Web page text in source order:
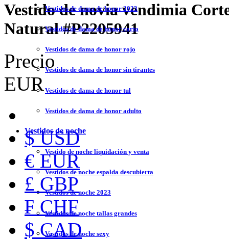
Vestidos de dama de honor 2023
Vestidos de dama de honor corto
Vestidos de dama de honor rojo
Vestidos de dama de honor sin tirantes
Vestidos de dama de honor tul
Vestidos de dama de honor adulto
Vestidos de noche
Vestido de noche liquidación y venta
Vestidos de noche espalda descubierta
Vestidos de noche 2023
Vestidos de noche tallas grandes
Vestidos de noche sexy
Vestido de novia vendimia
Natural#P2205941
Precio
EUR
$ USD
€ EUR
£ GBP
₣ CHF
$ CAD